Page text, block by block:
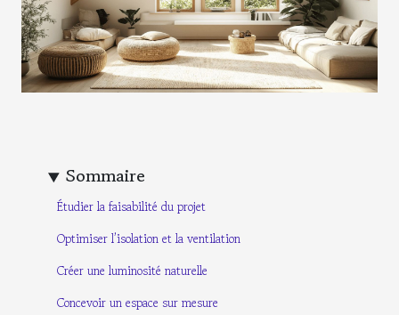
Sommaire
Étudier la faisabilité du projet
Optimiser l’isolation et la ventilation
Créer une luminosité naturelle
Concevoir un espace sur mesure